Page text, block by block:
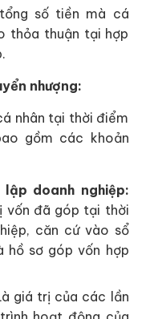
số tiền mà cá
thỏa thuận tại hợp
nhượng:
nhân tại thời điểm
gồm các khoản
doanh nghiệp:
vốn đã góp tại thời
căn cứ vào sổ
hồ sơ góp vốn hợp
giá trị của các lần